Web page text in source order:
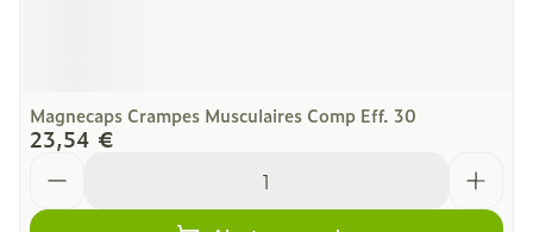
Magnecaps Crampes Musculaires Comp Eff. 30
23,54 €